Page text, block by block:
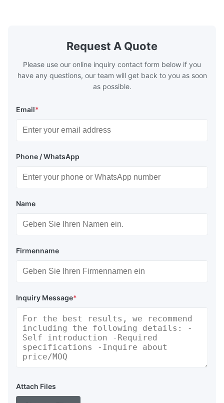
boilers is generally in the temperature
range of 200°C – 250°C, so there
Request A Quote
Please use our online inquiry contact form below if you
have any questions, our team will get back to you as soon
as possible.
Email*
Phone / WhatsApp
Name
Firmenname
Inquiry Message*
Attach Files